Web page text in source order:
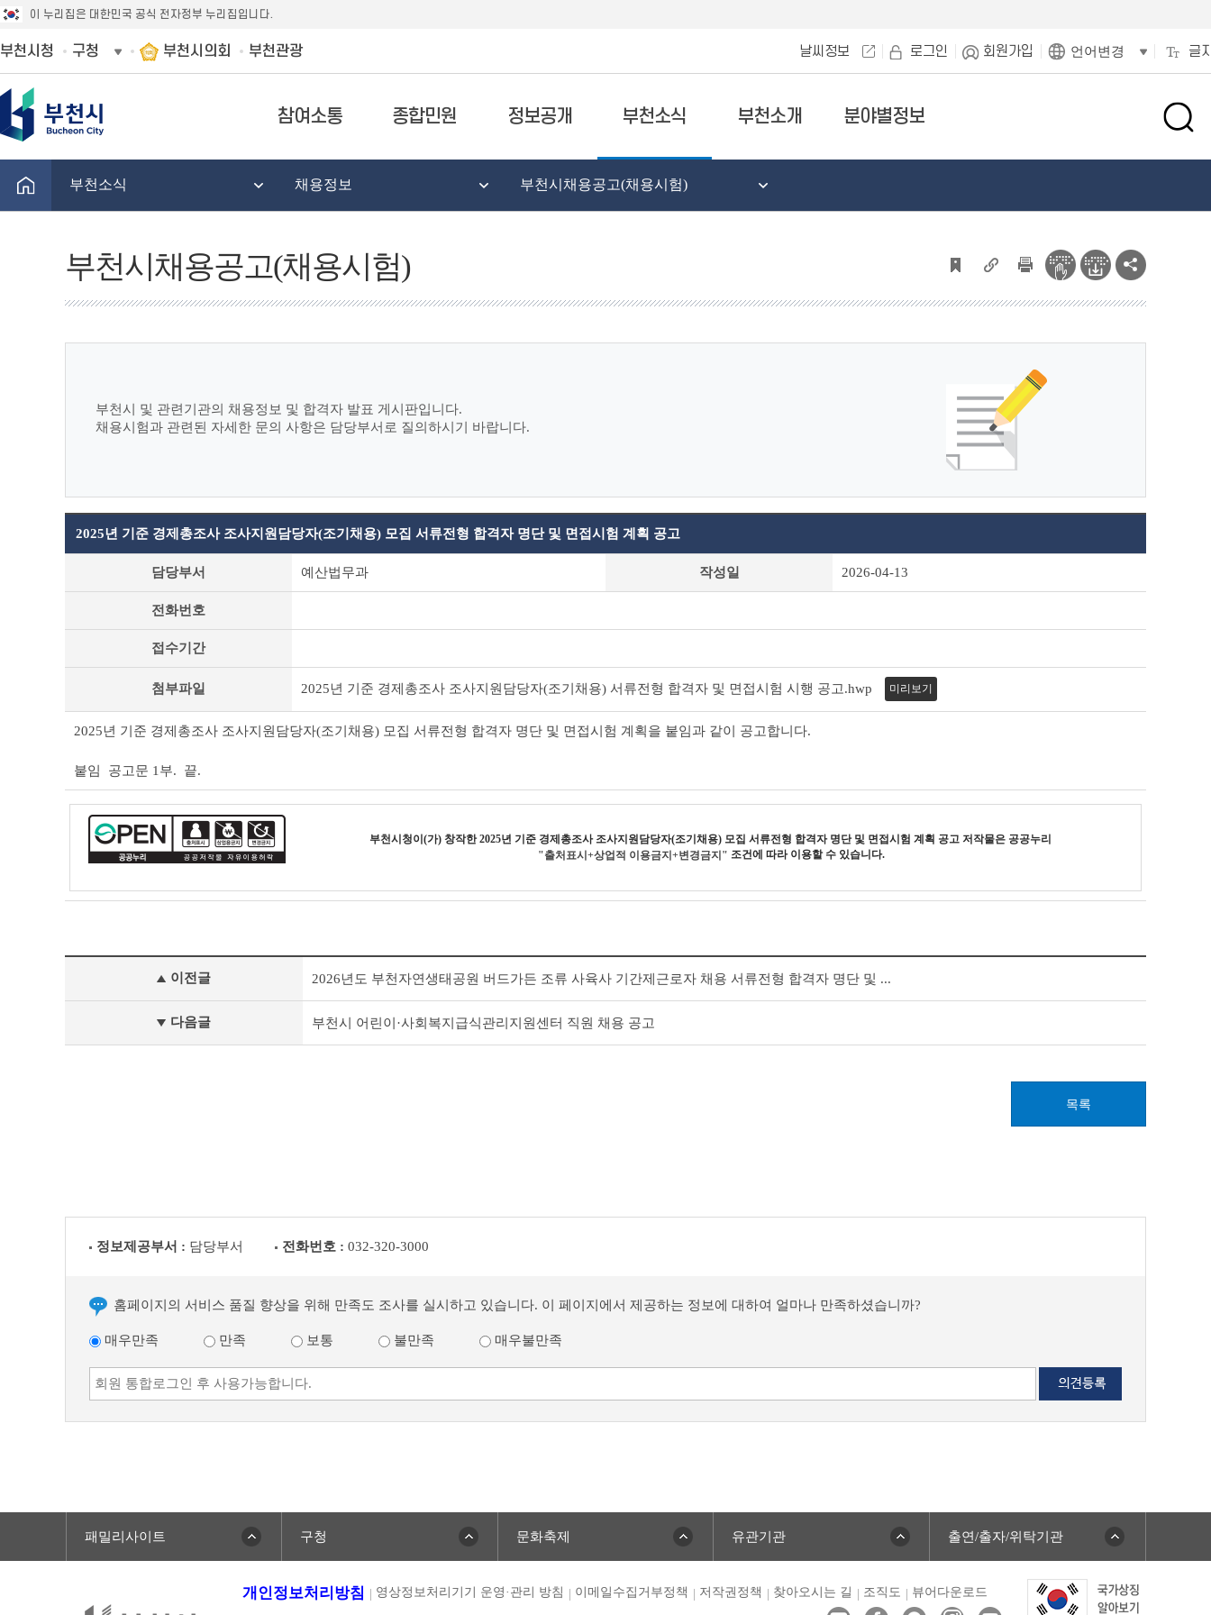
이 누리집은 대한민국 공식 전자정부 누리집입니다.
부천시청 구청 부천시의회 부천관광 날씨정보 로그인 회원가입 언어변경 글
참여소통 종합민원 정보공개 부천소식 부천소개 분야별정보
검
창
부천소식 채용정보 부천시채용공고(채용시험)
부천시채용공고(채용시험)
부천시 및 관련기관의 채용정보 및 합격자 발표 게시판입니다.
채용시험과 관련된 자세한 문의 사항은 담당부서로 질의하시기 바랍니다.
용
고
험)
세
회
2025년 기준 경제총조사 조사지원담당자(조기채용) 모집 서류전형 합격자 명단 및 면접시험 계획 공고
담당부서 예산법무과 작성일 2026-04-13
전화번호
접수기간
첨부파일 2025년 기준 경제총조사 조사지원담당자(조기채용) 서류전형 합격자 및 면접시험 시행 공고.hwp 미리보기
2025년 기준 경제총조사 조사지원담당자(조기채용) 모집 서류전형 합격자 명단 및 면접시험 계획을 붙임과 같이 공고합니다.
붙임 공고문 1부. 끝.
부천시청이(가) 창작한2025년 기준 경제총조사 조사지원담당자(조기채용) 모집 서류전형 합격자 명단 및 면접시험 계획 공고저작물은 공공누리
"출처표시+상업적 이용금지+변경금지" 조건에 따라 이용할 수 있습니다.
시
공
음
이전글 2026년도 부천자연생태공원 버드가든 조류 사육사 기간제근로자 채용 서류전형 합격자 명단 및 ...
다음글 부천시 어린이·사회복지급식관리지원센터 직원 채용 공고
목록
정보제공부서 : 담당부서 전화번호 : 032-320-3000
홈페이지의 서비스 품질 향상을 위해 만족도 조사를 실시하고 있습니다. 이 페이지에서 제공하는 정보에 대하여 얼마나 만족하셨습니까?
매우만족 만족 보통 불만족 매우불만족
패밀리사이트 구청 문화축제 유관기관 출연/출자/위탁기관
개인정보처리방침 영상정보처리기기 운영·관리 방침 이메일수집거부정책 저작권정책 찾아오시는 길 조직도 뷰어다운로드